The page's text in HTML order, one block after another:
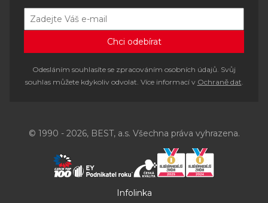
Odesláním souhlasíte se zpracováním osobních údajů. Svůj
souhlas můžete kdykoliv odvolat. Více informací v Ochraně dat.
© 1990 - 2026, BEST, a.s. Všechna práva vyhrazena.
Infolinka